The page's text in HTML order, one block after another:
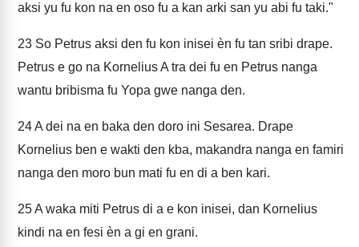
aksi yu fu kon na en oso fu a kan arki san yu abi fu taki."
23 So Petrus aksi den fu kon inisei èn fu tan sribi drape.
Petrus e go na Kornelius A tra dei fu en Petrus nanga
wantu bribisma fu Yopa gwe nanga den.
24A dei na en baka den doro ini Sesarea. Drape
Kornelius ben e wakti den kba, makandra nanga en famiri
nanga den moro bun mati fu en di a ben kari.
25A waka miti Petrus di a e kon inisei, dan Kornelius
kindi na en fesi èn a gi en grani.